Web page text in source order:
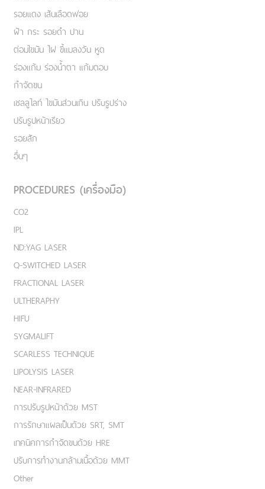
รอยแดง เส้นเลือดฟอย
ฝ้า กระ รอยดำ ปาน
ต่อมไขมัน ไฝ ขี้แมลงวัน หูด
ร่องแก้ม ร่องน้ำตา แก้มตอบ
กำจัดขน
เชลลูไลท์ ไขมันส่วนเกิน ปรับรูปร่าง
ปรับรูปหน้าเรียว
รอยสัก
อื่นๆ
PROCEDURES (เครื่องมือ)
CO2
IPL
ND:YAG LASER
Q-SWITCHED LASER
FRACTIONAL LASER
ULTHERAPHY
HIFU
SYGMALIFT
SCARLESS TECHNIQUE
LIPOLYSIS LASER
NEAR-INFRARED
การปรับรูปหน้าด้วย MST
การรักษาแผลเป็นด้วย SRT, SMT
เทคนิคการกำจัดขนด้วย HRE
ปรับการทำงานกล้ามเนื้อด้วย MMT
Other